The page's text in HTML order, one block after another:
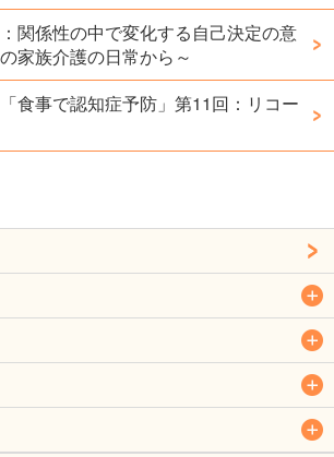
関係性の中で変化する自己決定の意
家族介護の日常から～
食事で認知症予防」第11回：リコー